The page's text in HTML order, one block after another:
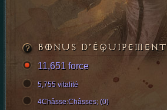
BONUS D’ÉQUIPEMENT
11,651 force
5,755 vitalité
4Châsse:Châsses; (0)